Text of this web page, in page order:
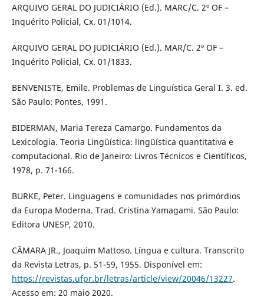
ARQUIVO GERAL DO JUDICIÁRIO (Ed.). MARC/C. 2º OF –
Inquérito Policial, Cx. 01/1014.
ARQUIVO GERAL DO JUDICIÁRIO (Ed.). MAR/C. 2º OF –
Inquérito Policial, Cx. 01/1833.
BENVENISTE, Emile. Problemas de Linguística Geral I. 3. ed.
São Paulo: Pontes, 1991.
BIDERMAN, Maria Tereza Camargo. Fundamentos da
Lexicologia. Teoria Lingüística: lingüística quantitativa e
computacional. Rio de Janeiro: Livros Técnicos e Científicos,
1978, p. 71-166.
BURKE, Peter. Linguagens e comunidades nos primórdios
da Europa Moderna. Trad. Cristina Yamagami. São Paulo:
Editora UNESP, 2010.
CÂMARA JR., Joaquim Mattoso. Língua e cultura. Transcrito
da Revista Letras, p. 51-59, 1955. Disponível em:
https://revistas.ufpr.br/letras/article/view/20046/13227.
Acesso em: 20 maio 2020.